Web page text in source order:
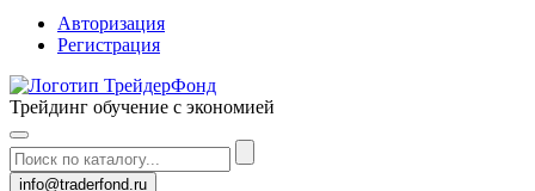
Авторизация
Регистрация
Трейдинг обучение с экономией
info@traderfond.ru